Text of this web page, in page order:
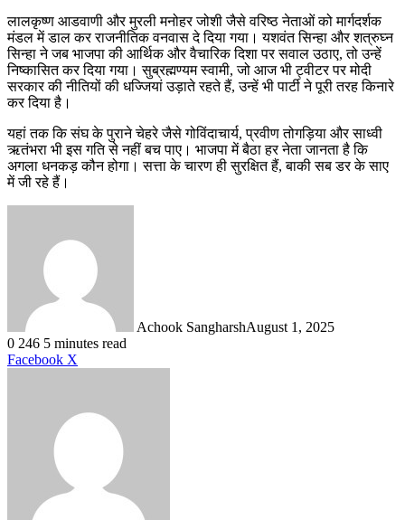
लालकृष्ण आडवाणी और मुरली मनोहर जोशी जैसे वरिष्ठ नेताओं को मार्गदर्शक
मंडल में डाल कर राजनीतिक वनवास दे दिया गया। यशवंत सिन्हा और शत्रुघ्न
सिन्हा ने जब भाजपा की आर्थिक और वैचारिक दिशा पर सवाल उठाए, तो उन्हें
निष्कासित कर दिया गया। सुब्रह्मण्यम स्वामी, जो आज भी ट्वीटर पर मोदी
सरकार की नीतियों की धज्जियां उड़ाते रहते हैं, उन्हें भी पार्टी ने पूरी तरह किनारे
कर दिया है।
यहां तक कि संघ के पुराने चेहरे जैसे गोविंदाचार्य, प्रवीण तोगड़िया और साध्वी
ऋतंभरा भी इस गति से नहीं बच पाए। भाजपा में बैठा हर नेता जानता है कि
अगला धनकड़ कौन होगा। सत्ता के चारण ही सुरक्षित हैं, बाकी सब डर के साए
में जी रहे हैं।
Achook SangharshAugust 1, 2025
0 246 5 minutes read
Facebook X